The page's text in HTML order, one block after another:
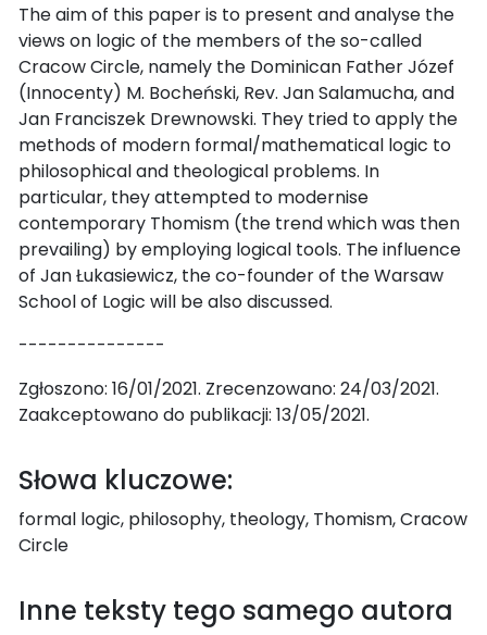
The aim of this paper is to present and analyse the
views on logic of the members of the so-called
Cracow Circle, namely the Dominican Father Józef
(Innocenty) M. Bocheński, Rev. Jan Salamucha, and
Jan Franciszek Drewnowski. They tried to apply the
methods of modern formal/mathematical logic to
philosophical and theological problems. In
particular, they attempted to modernise
contemporary Thomism (the trend which was then
prevailing) by employing logical tools. The influence
of Jan Łukasiewicz, the co-founder of the Warsaw
School of Logic will be also discussed.
---------------
Zgłoszono: 16/01/2021. Zrecenzowano: 24/03/2021.
Zaakceptowano do publikacji: 13/05/2021.
Słowa kluczowe:
formal logic, philosophy, theology, Thomism, Cracow
Circle
Inne teksty tego samego autora